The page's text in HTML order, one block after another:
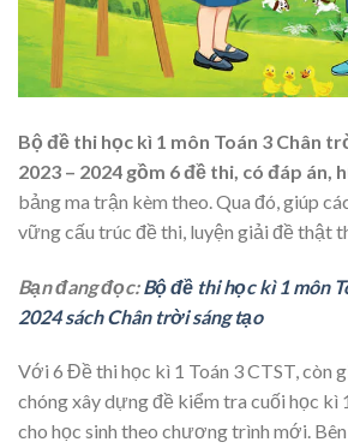
Bộ đề thi học kì 1 môn Toán 3 Chân
2023 – 2024 gồm 6 đề thi, có đáp án,
bảng ma trận kèm theo. Qua đó, giúp
vững cấu trúc đề thi, luyện giải đề thật
Bạn đang đọc:Bộ đề thi học kì 1 môn
2024 sách Chân trời sáng tạo
Với 6 Đề thi học kì 1 Toán 3 CTST, còn
chóng xây dựng đề kiểm tra cuối học kì
cho học sinh theo chương trình mới.